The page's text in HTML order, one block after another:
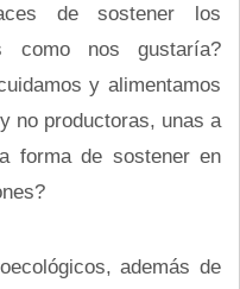
de sostener los
como nos gustaría?
y alimentamos
no productoras, unas a
forma de sostener en
además de